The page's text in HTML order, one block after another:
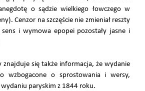
o sądzie wielkiego łowczego w
Cenzor na szczęście nie zmieniał reszty
i wymowa epopei pozostały jasne i
znajduje się także informacja, że wydanie
wzbogacone o sprostowania i wersy,
paryskim z 1844 roku.